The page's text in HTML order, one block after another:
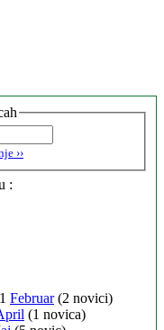
››
:
Februar(2 novici)
(1 novica)